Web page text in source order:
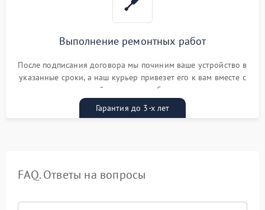
Выполнение ремонтных работ
После подписания договора мы починим ваше устройство в
указанные сроки, а наш курьер привезет его к вам вместе с
гарантийным талоном бесплатно
Гарантия до 3-х лет
FAQ. Ответы на вопросы